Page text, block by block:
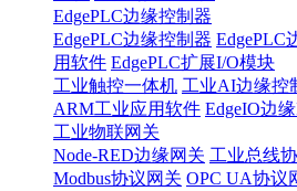
EdgePLC边缘控制器
EdgePLC边缘控制器 EdgePLC
用软件 EdgePLC扩展I/O模块
工业触控一体机 工业AI边缘控
ARM工业应用软件 EdgeIO边
工业物联网关
Node-RED边缘网关 工业总线
Modbus协议网关 OPC UA协议